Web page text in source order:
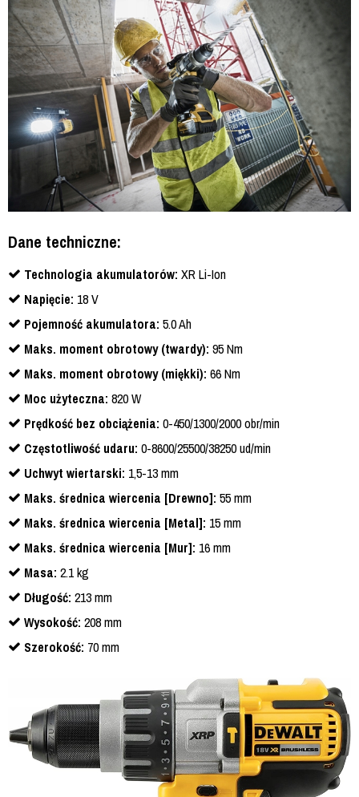
Dane techniczne:
Technologia akumulatorów: XR Li-Ion
Napięcie: 18 V
Pojemność akumulatora: 5.0 Ah
Maks. moment obrotowy (twardy): 95 Nm
Maks. moment obrotowy (miękki): 66 Nm
Moc użyteczna: 820 W
Prędkość bez obciążenia: 0-450/1300/2000 obr/min
Częstotliwość udaru: 0-8600/25500/38250 ud/min
Uchwyt wiertarski: 1,5-13 mm
Maks. średnica wiercenia [Drewno]: 55 mm
Maks. średnica wiercenia [Metal]: 15 mm
Maks. średnica wiercenia [Mur]: 16 mm
Masa: 2.1 kg
Długość: 213 mm
Wysokość: 208 mm
Szerokość: 70 mm